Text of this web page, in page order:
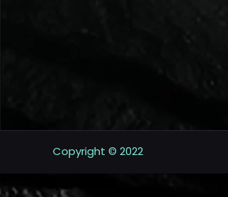
Copyright © 2022